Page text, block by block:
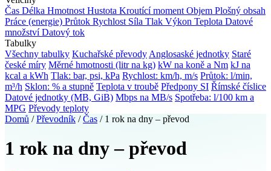
Čas Délka Hmotnost Hustota Kroutící moment Objem Plošný obsah
Práce (energie) Průtok Rychlost Síla Tlak Výkon Teplota Datové
množstvíDatový tok
Tabulky
Všechny tabulky Kuchařské převody Anglosaské jednotky Staré
české míry Měrné hmotnosti (litr na kg) kW na koně a Nm kJ na
kcal a kWh Tlak: bar, psi, kPa Rychlost: km/h, m/s Průtok: l/min,
m³/h Sklon: % a stupně Teplota v troubě Předpony SI Římské číslice
Datové jednotky (MB, GiB) Mbps na MB/s Spotřeba: l/100 km a
MPG Převody teploty
Domů / Převodník / Čas / 1 rok na dny – převod
1 rok na dny – převod